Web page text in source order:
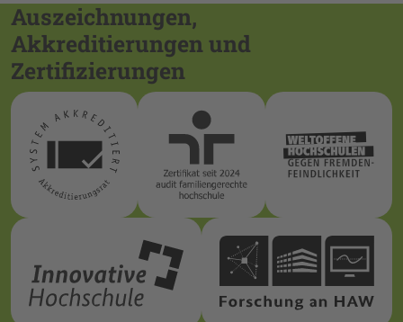
Auszeichnungen,
Akkreditierungen und
Zertifizierungen